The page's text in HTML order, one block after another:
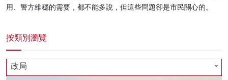
用、警方維穩的需要，都不能多說，但這些問題卻是市民關心的。
按類別瀏覽
政局